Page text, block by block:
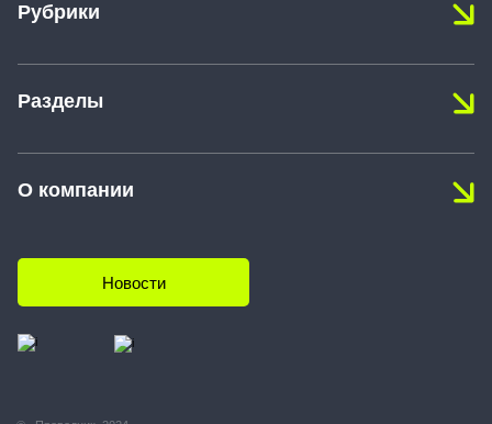
Рубрики
Новости
Персона
Разделы
Охрана труда
Пожарная безопасность
Устойчивое развитие
О компании
Новости